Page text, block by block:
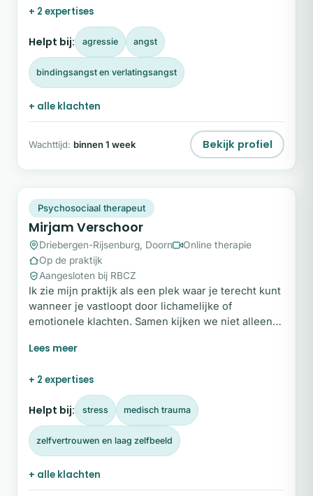
mensen en teams in uiteenlopende situaties. In
mijn eigen praktijk neem ik deze schat aan
ervaringen mee om op maat gemaakte therapie en
(team)coaching te bieden.
+ 2 expertises
Helpt bij: agressie angst
bindingsangst en verlatingsangst
+ alle klachten
Wachttijd: binnen 1 week Bekijk profiel
MV
Plek beschikbaar
Psychosociaal therapeut
Mirjam Verschoor
Driebergen-Rijsenburg, Doorn
Online therapie
Op de praktijk
Aangesloten bij RBCZ
Ik zie mijn praktijk als een plek waar je terecht kunt
wanneer je vastloopt door lichamelijke of
emotionele klachten. Samen kijken we niet alleen
een veilige en persoonlijke setting onderzoeken
vertrouwen te ervaren. Mijn specialisatie is
hypnotherapie. Niet als alternatief voor reguliere
zorg, maar als krachtige aanvulling daarop.
+ 2 expertises
Helpt bij: stress medisch trauma
zelfvertrouwen en laag zelfbeeld
+ alle klachten